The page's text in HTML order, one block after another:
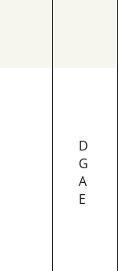
D
G
A
E